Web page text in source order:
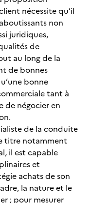
nécessite qu’il
non
juridiques,
de
au long de la
de bonnes
bonne
tant à
de négocier en
de la conduite
titre notamment
il est capable
et
achats de son
la nature et le
; pour mesurer